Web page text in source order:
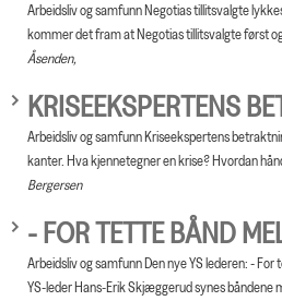
Arbeidsliv og samfunn Negotias tillitsvalgte
kommer det fram at Negotias tillitsvalgte først
Åsenden,
KRISEEKSPERTENS
Arbeidsliv og samfunn Kriseekspertens
kanter. Hva kjennetegner en krise? Hvordan
Bergersen
- FOR TETTE BÅND
Arbeidsliv og samfunn Den nye YS lederen: -
YS-leder Hans-Erik Skjæggerud synes båndene